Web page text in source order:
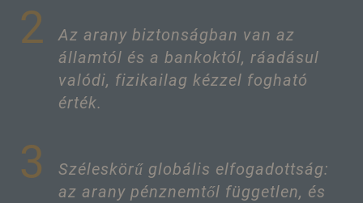
2
Az arany biztonságban van az
államtól és a bankoktól, ráadásul
valódi, fizikailag kézzel fogható
érték.
3
Széleskörű globális elfogadottság:
az arany pénznemtől független, és